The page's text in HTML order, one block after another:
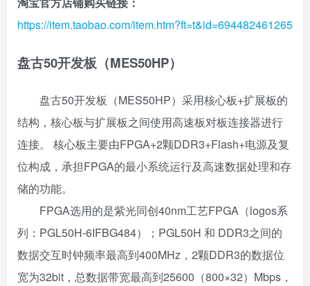
https://item.taobao.com/item.htm?ft=t&id=694482461265
盘古50开发板（MES50HP）
盘古50开发板（MES50HP）采用核心板+扩展板的
结构，核心板与扩展板之间使用高速板对板连接器进行
连接。 核心板主要由FPGA+2颗DDR3+Flash+电源及复
位构成，承担FPGA的最小系统运行及高速数据处理和存
储的功能。
FPGA选用的是紫光同创40nm工艺FPGA（logos系
列：PGL50H-6IFBG484）；PGL50H 和 DDR3之间的
数据交互时钟频率最高到400MHz，2颗DDR3的数据位
宽为32bit，总数据带宽最高到25600（800×32）Mbps，